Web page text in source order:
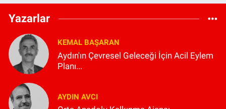
Yazarlar
KEMAL BAŞARAN
Aydın'ın Çevresel Geleceği İçin Acil Eylem
Planı...
AYDIN AVCI